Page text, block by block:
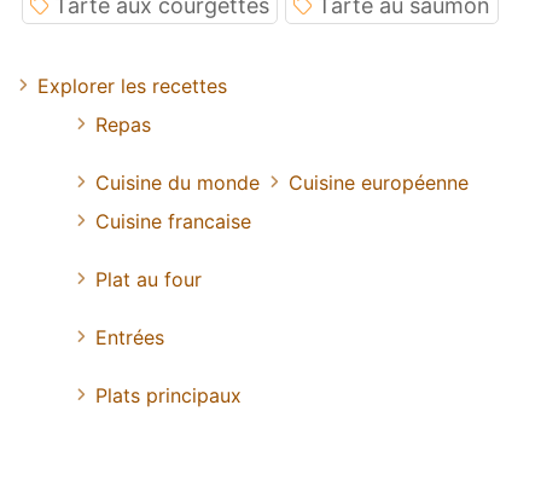
Tarte aux courgettes
Tarte au saumon
Explorer les recettes
Repas
Cuisine du monde
Cuisine européenne
Cuisine francaise
Plat au four
Entrées
Plats principaux